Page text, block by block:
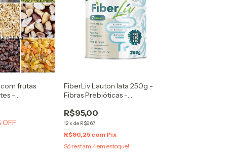
com frutas
-
OFF
FiberLiv Lauton lata 250g -
Fibras Prebióticas -
Contém Psyllium
R$95,00
12x de R$9,67
R$90,25 com Pix
Só restam 4em estoque!